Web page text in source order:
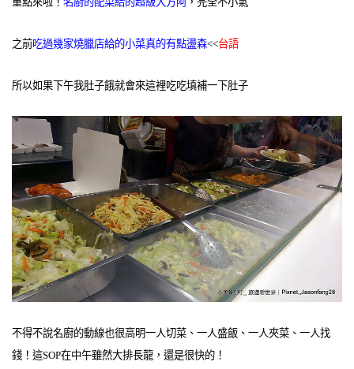
之前吃過幾家燒臘店給的小菜真的有點盪森<<台語
所以如果下午我肚子餓就會來這裡吃吃填補一下肚子
不得不說名廚的動線也很高明一人切菜、一人盛飯、一人夾菜、一人找
錢！這SOP在中午雖然大排長龍，還是很快的！